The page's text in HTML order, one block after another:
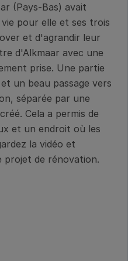
(Pays-Bas) avait
pour elle et ses trois
et d'agrandir leur
d'Alkmaar avec une
prise. Une partie
un beau passage vers
séparée par une
Cela a permis de
et un endroit où les
la vidéo et
projet de rénovation.